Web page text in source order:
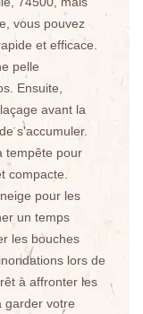
vous pouvez
et efficace.
pelle
Ensuite,
avant la
s'accumuler.
tempête pour
compacte.
pour les
un temps
les bouches
lors de
à affronter les
garder votre